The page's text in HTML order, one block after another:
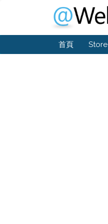
首頁 Store